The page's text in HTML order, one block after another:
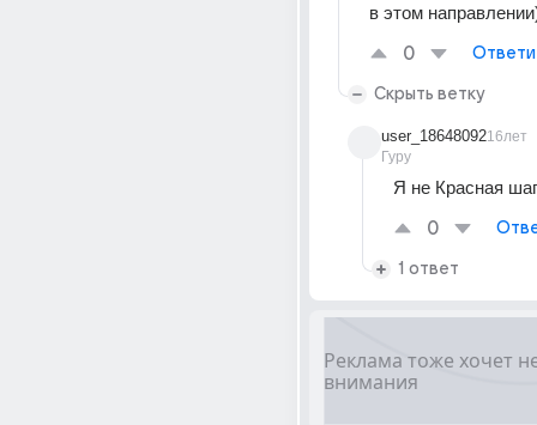
в этом
0
Скрыть ветку
user_18648092
Гуру
16лет
Я не Красная
0
1 ответ